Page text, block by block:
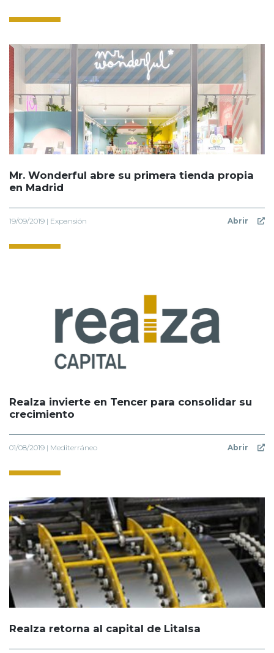
Mr. Wonderful abre su primera tienda propia
en Madrid
19/09/2019 | Expansión Abrir
Realza invierte en Tencer para consolidar su
crecimiento
01/08/2019 | Mediterráneo Abrir
Realza retorna al capital de Litalsa